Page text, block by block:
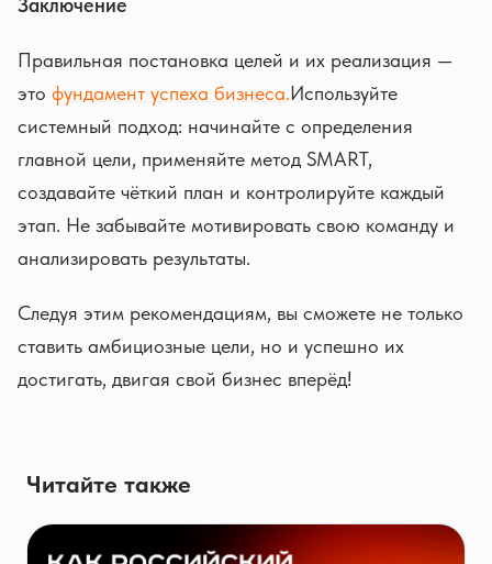
Заключение
Правильная постановка целей и их реализация —
это фундамент успеха бизнеса.Используйте
системный подход: начинайте с определения
главной цели, применяйте метод SMART,
создавайте чёткий план и контролируйте каждый
этап. Не забывайте мотивировать свою команду и
анализировать результаты.
Следуя этим рекомендациям, вы сможете не только
ставить амбициозные цели, но и успешно их
достигать, двигая свой бизнес вперёд!
Читайте также